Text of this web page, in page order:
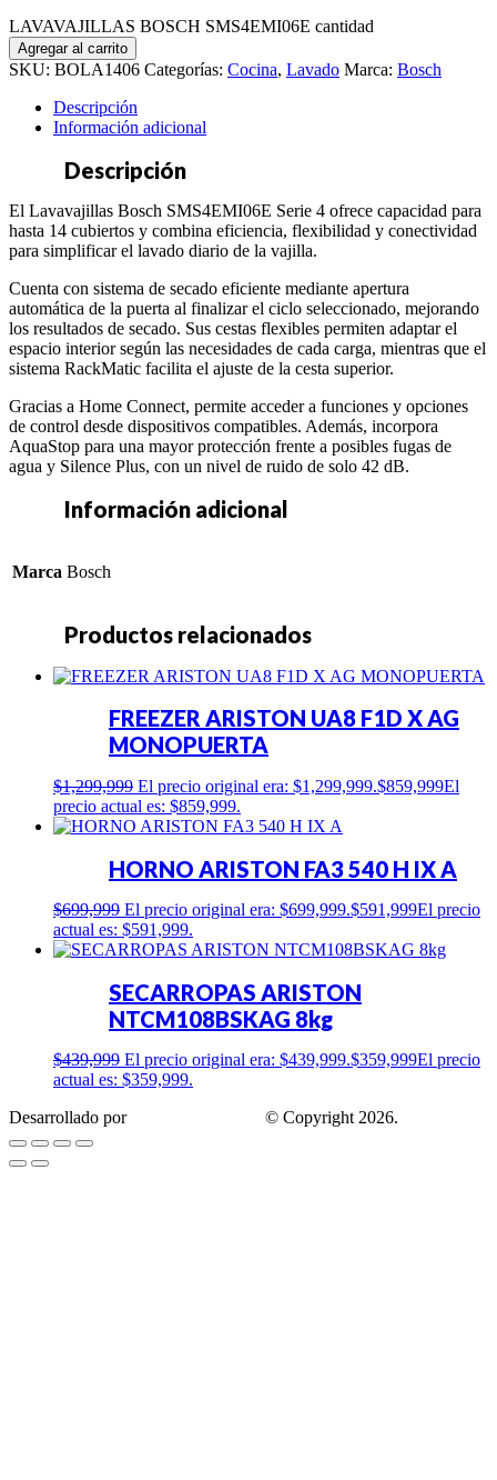
LAVAVAJILLAS BOSCH SMS4EMI06E cantidad
Agregar al carrito
SKU: BOLA1406 Categorías: Cocina, Lavado Marca: Bosch
Descripción
Información adicional
Descripción
El Lavavajillas Bosch SMS4EMI06E Serie 4 ofrece capacidad para
hasta 14 cubiertos y combina eficiencia, flexibilidad y conectividad
para simplificar el lavado diario de la vajilla.
Cuenta con sistema de secado eficiente mediante apertura
automática de la puerta al finalizar el ciclo seleccionado, mejorando
los resultados de secado. Sus cestas flexibles permiten adaptar el
espacio interior según las necesidades de cada carga, mientras que el
sistema RackMatic facilita el ajuste de la cesta superior.
Gracias a Home Connect, permite acceder a funciones y opciones
de control desde dispositivos compatibles. Además, incorpora
AquaStop para una mayor protección frente a posibles fugas de
agua y Silence Plus, con un nivel de ruido de solo 42 dB.
Información adicional
Marca Bosch
Productos relacionados
FREEZER ARISTON UA8 F1D X AG
MONOPUERTA
$1,299,999 El precio original era: $1,299,999.$859,999El
precio actual es: $859,999.
HORNO ARISTON FA3 540 H IX A
$699,999 El precio original era: $699,999.$591,999El precio
actual es: $591,999.
SECARROPAS ARISTON
NTCM108BSKAG 8kg
$439,999 El precio original era: $439,999.$359,999El precio
actual es: $359,999.
Desarrollado por
© Copyright 2026.